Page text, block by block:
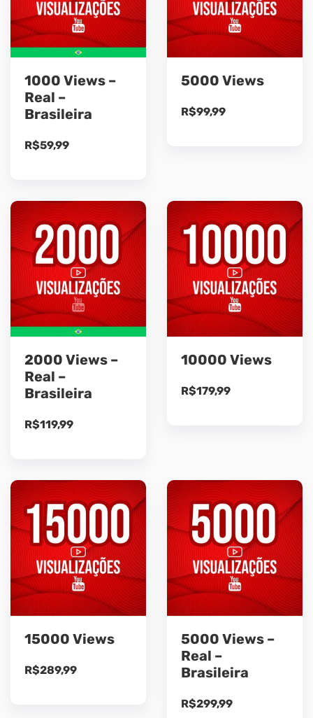
1000 Views –
Real –
Brasileira
R$59,99
5000 Views
R$99,99
2000 Views –
Real –
Brasileira
R$119,99
10000 Views
R$179,99
15000 Views
R$289,99
5000 Views –
Real –
Brasileira
R$299,99